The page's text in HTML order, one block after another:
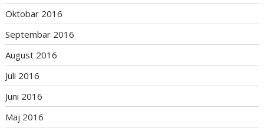
Oktobar 2016
Septembar 2016
August 2016
Juli 2016
Juni 2016
Maj 2016